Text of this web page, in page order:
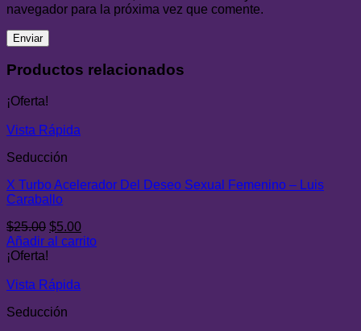
navegador para la próxima vez que comente.
Productos relacionados
¡Oferta!
Vista Rápida
Seducción
X Turbo Acelerador Del Deseo Sexual Femenino – Luis
Caraballo
$25.00 El
precio
$25.00.
$5.00El
precio
Añadir al carrito
¡Oferta!
Vista Rápida
Seducción